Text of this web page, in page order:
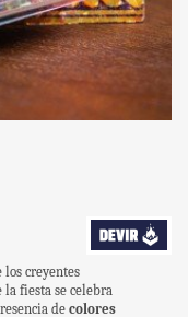
creyentes
la fiesta se celebra
de colores